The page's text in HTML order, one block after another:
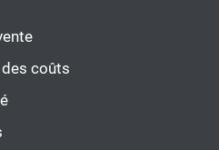
coûts